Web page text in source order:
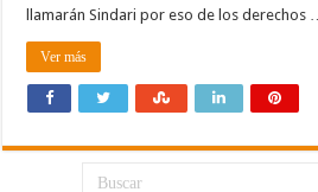
llamarán Sindari por eso de los derechos …
Ver más